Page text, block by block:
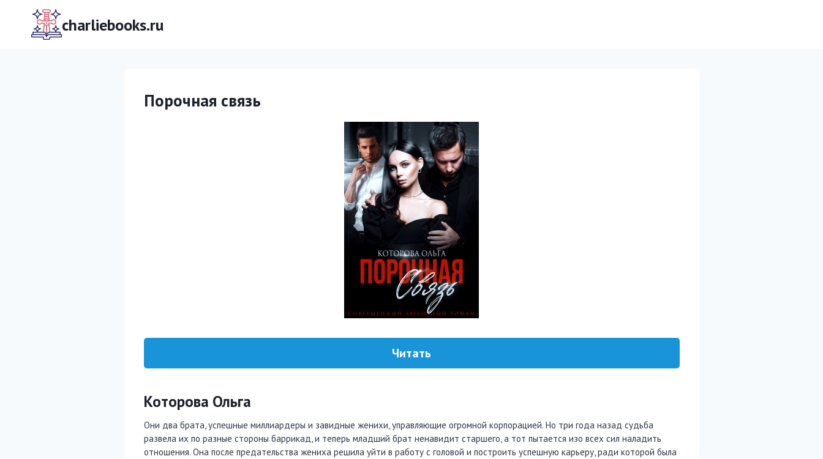
содержимому charliebooks.ru
Порочная связь
Читать
Которова Ольга
Они два брата, успешные миллиардеры и завидные женихи, управляющие огромной корпорацией. Но три года назад судьба
развела их по разные стороны баррикад, и теперь младший брат ненавидит старшего, а тот пытается изо всех сил наладить
отношения. Она после предательства жениха решила уйти в работу с головой и построить успешную карьеру, ради которой была